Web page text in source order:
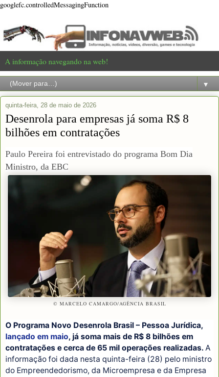
googlefc.controlledMessagingFunction
A informação navegando na web!
▼
quinta-feira, 28 de maio de 2026
Desenrola para empresas já soma R$ 8
bilhões em contratações
Paulo Pereira foi entrevistado do programa Bom Dia
Ministro, da EBC
© MARCELO CAMARGO/AGÊNCIA BRASIL
O Programa Novo Desenrola Brasil – Pessoa Jurídica,
lançado em maio, já soma mais de R$ 8 bilhões em
contratações e cerca de 65 mil operações realizadas. A
informação foi dada nesta quinta-feira (28) pelo ministro
do Empreendedorismo, da Microempresa e da Empresa